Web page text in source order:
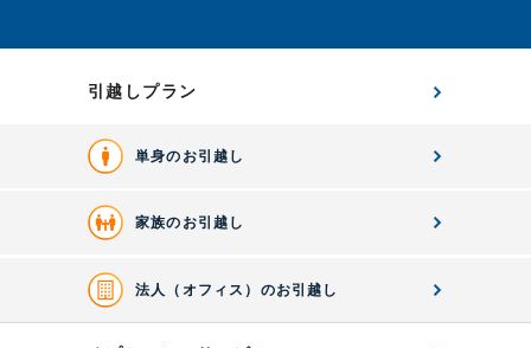
引越しプラン
単身のお引越し
家族のお引越し
法人（オフィス）のお引越し